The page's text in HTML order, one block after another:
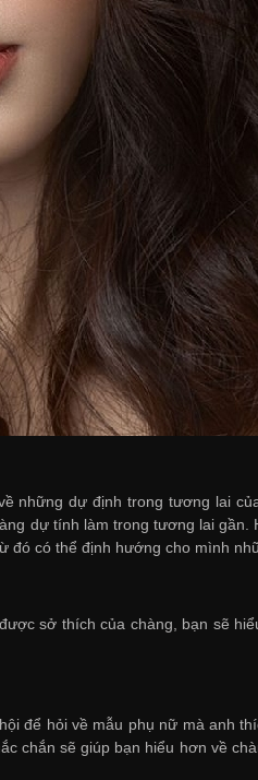
những dự định trong tương lai
dự tính làm trong tương lai
có thể định hướng cho mình
sở thích của chàng, bạn sẽ
để hỏi về mẫu phụ nữ mà anh
chắn sẽ giúp bạn hiểu hơn về